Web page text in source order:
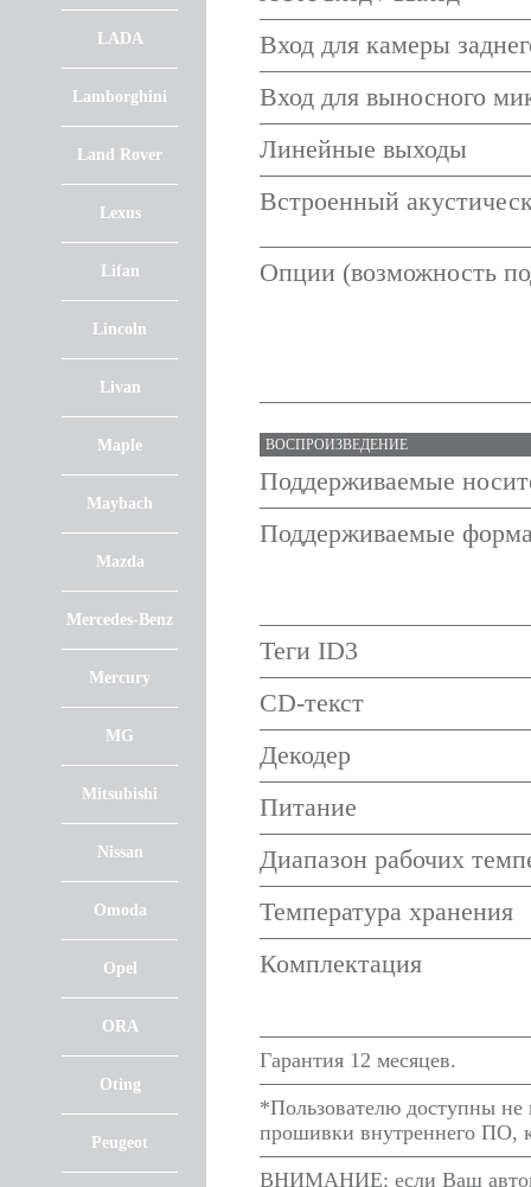
LADA
Lamborghini
Land Rover
Lexus
Lifan
Lincoln
Livan
Maple
Maybach
Mazda
Mercedes-Benz
Mercury
MG
Mitsubishi
Nissan
Omoda
Opel
ORA
Oting
Peugeot
Вход для камеры
Вход для выносного
Линейные выходы
Встроенный
Опции (возможность
ВОСПРОИЗВЕДЕНИЕ
Поддерживаемые
Поддерживаемые
Теги ID3
CD-текст
Декодер
Питание
Диапазон рабочих
Температура хранения
Комплектация
Гарантия 12 месяцев.
*Пользователю доступны не
прошивки внутреннего ПО,
ВНИМАНИЕ: если Ваш